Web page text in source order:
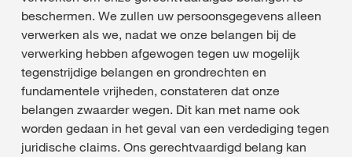
beschermen. We zullen uw persoonsgegevens alleen
verwerken als we, nadat we onze belangen bij de
verwerking hebben afgewogen tegen uw mogelijk
tegenstrijdige belangen en grondrechten en
fundamentele vrijheden, constateren dat onze
belangen zwaarder wegen. Dit kan met name ook
worden gedaan in het geval van een verdediging tegen
juridische claims. Ons gerechtvaardigd belang kan